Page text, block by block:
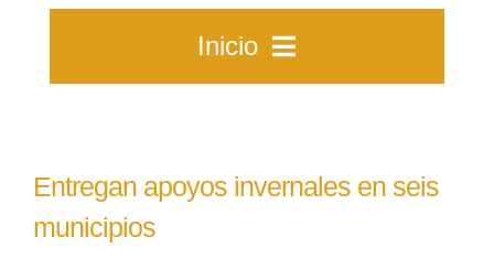
Inicio
Entregan apoyos invernales en seis
municipios